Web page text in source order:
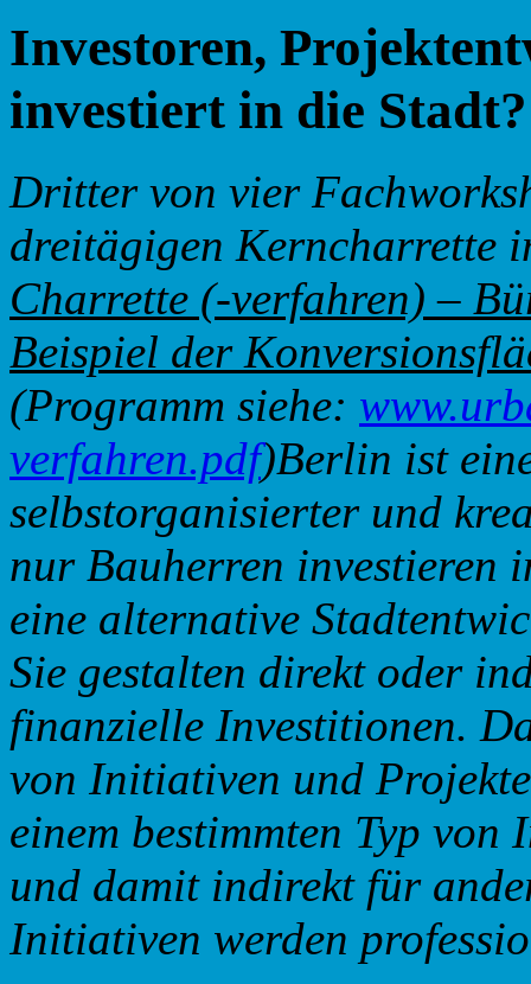
Investoren,
investiert in die Stadt?
Dritter von vier
dreitägigen Kerncharrette
Charrette (-verfahren) –
Beispiel der
(Programm siehe:
verfahren.pdf)Berlin ist
selbstorganisierter und
nur Bauherren investieren
eine alternative
Sie gestalten direkt oder
finanzielle Investitionen.
von Initiativen und
einem bestimmten Typ von
und damit indirekt für
Initiativen werden